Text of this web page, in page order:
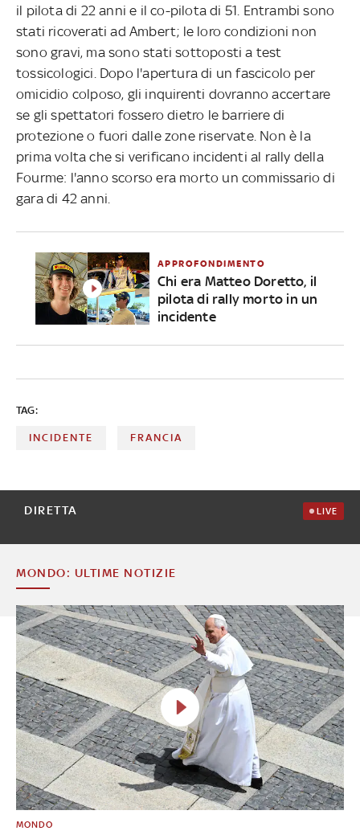
il pilota di 22 anni e il co-pilota di 51. Entrambi sono
stati ricoverati ad Ambert; le loro condizioni non
sono gravi, ma sono stati sottoposti a test
tossicologici. Dopo l'apertura di un fascicolo per
omicidio colposo, gli inquirenti dovranno accertare
se gli spettatori fossero dietro le barriere di
protezione o fuori dalle zone riservate. Non è la
prima volta che si verificano incidenti al rally della
Fourme: l'anno scorso era morto un commissario di
gara di 42 anni.
APPROFONDIMENTO
Chi era Matteo Doretto, il
pilota di rally morto in un
incidente
TAG:
INCIDENTE FRANCIA
DIRETTA LIVE
MONDO: ULTIME NOTIZIE
MONDO